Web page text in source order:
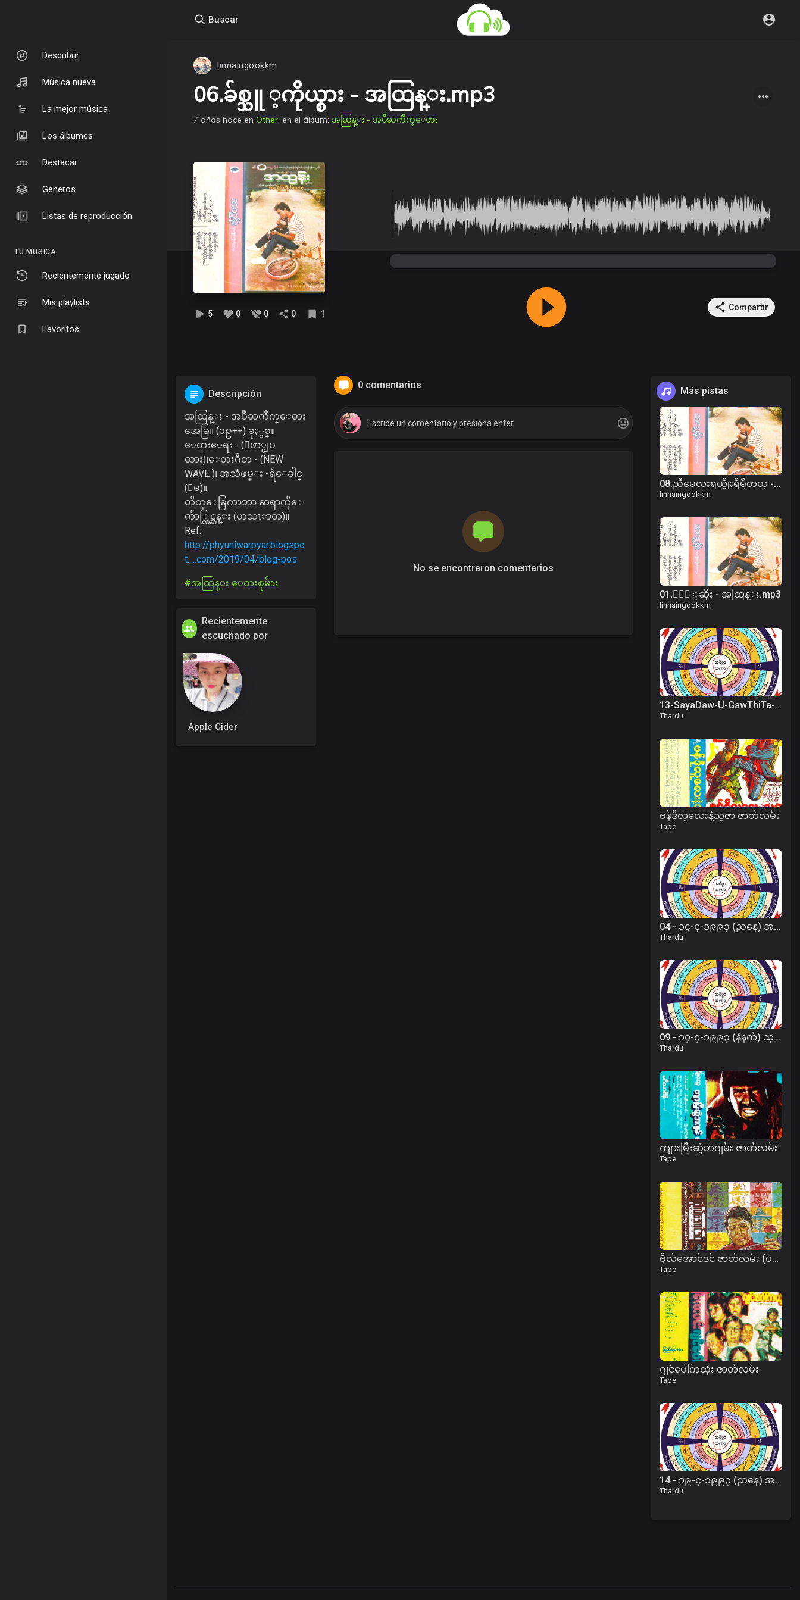
Descubrir
Música nueva
La mejor música
Los álbumes
Destacar
Géneros
Listas de reproducción
TU MUSICA
Recientemente jugado
Mis playlists
Favoritos
Buscar
linnaingookkm
06.ခ်စ္သူ ့ကိုယ္စား - အထြန္း.mp3
7 años hace en Other, en el álbum: အထြန္း - အပ်ိဳႀကိဳက္ေတး
5 0 0 0 1
Compartir
0 comentarios
No se encontraron comentarios
Descripción
အထြန္း - အပ်ိဳႀကိဳက္ေတး
အေခြ။ (၁၉++) ခုႏွစ္။
ေတးေရး - (ေဖာ္မျပ
ထား)၊ေတးဂီတ - (NEW
WAVE )၊ အသံဖမ္း -ရဲေခါင္
(ေမ)။
တိတ္ေခြကာဘာ ဆရာကိုေ
က်ာ္လြင္ဆန္း (ဟသၤာတ)။
Ref:
http://phyuniwarpyar.blogspo
t.....com/2019/04/blog-pos
#အထြန္း ေတးစုမ်ား
Recientemente
escuchado por
Apple Cider
Más pistas
08.ညီမေလးရယ္စိုးရိမ္မိတယ္ - အထြန္း.mp3
linnaingookkm
01.ႏြဲ ့ဆိုး - အထြန္း.mp3
linnaingookkm
13-SayaDaw-U-GawThiTa-1993-04-19am.mp3
Thardu
ဗန်ဒိုလူလေးနဲ့သူဇာ ဇာတ်လမ်း
Tape
04 - ၁၄-၄-၁၉၉၃ (ညနေ) အတိတ်ကံစွမ်းအားကြောင့် ဖြစ်ပေါ်လာပုံတရား
Thardu
09 - ၁၇-၄-၁၉၉၃ (နံနက်) သုညတဆိုက်အောင် ရှုပါတရား
Thardu
ကျားမြီးဆွဲဘဂျမ်း ဇာတ်လမ်း
Tape
ဗိုလ်အောင်ဒင် ဇာတ်လမ်း (ပထမအခွေ)
Tape
ဂျင်ပေါ်ကထုံး ဇာတ်လမ်း
Tape
14 - ၁၉-၄-၁၉၉၃ (ညနေ) အဂ္ဂိဝ စ္ဆသုတ်
Thardu